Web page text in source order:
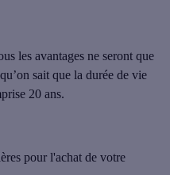
les avantages ne seront que
sait que la durée de vie
20 ans.
pour l'achat de votre